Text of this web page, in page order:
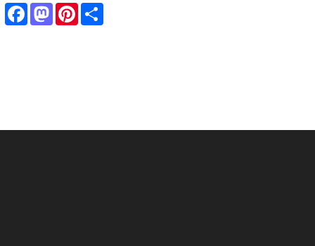
FacebookMastodon
Pinterest